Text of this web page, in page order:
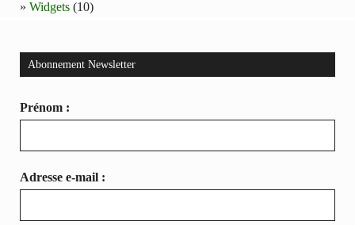
Widgets (10)
Abonnement Newsletter
Prénom :
Adresse e-mail :